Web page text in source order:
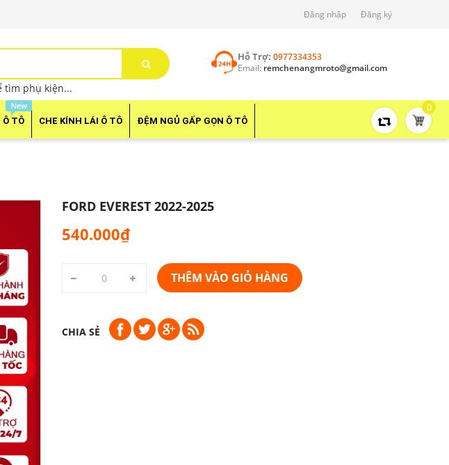
Đăng nhập Đăng ký
tìm phụ kiện...
Hỗ Trợ:0977334353
Email: remchenangmroto@gmail.com
Ô TÔ CHE KÍNH LÁI Ô TÔ ĐỆM NGỦ GẤP GỌN Ô TÔ
0
FORD EVEREST 2022-2025
540.000₫
THÊM VÀO GIỎ HÀNG
CHIA SẺ